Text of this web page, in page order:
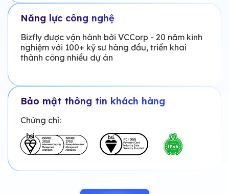
Năng lực công nghệ
Bizfly được vận hành bởi VCCorp - 20 năm kinh
nghiệm với 100+ kỹ sư hàng đầu, triển khai
thành công nhiều dự án
Bảo mật thông tin khách hàng
Chứng chỉ: